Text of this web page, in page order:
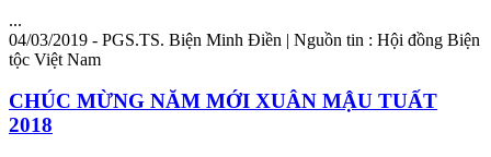
...
04/03/2019 - PGS.TS. Biện Minh Điền | Nguồn tin : Hội đồng Biện
tộc Việt Nam
CHÚC MỪNG NĂM MỚI XUÂN MẬU TUẤT
2018